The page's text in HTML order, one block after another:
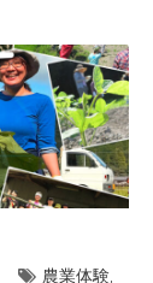
農業体験,